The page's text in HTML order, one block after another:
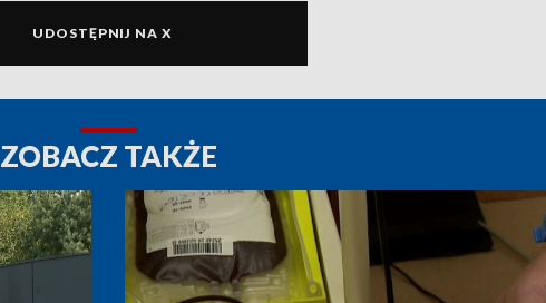
UDOSTĘPNIJ NA X
ZOBACZ TAKŻE